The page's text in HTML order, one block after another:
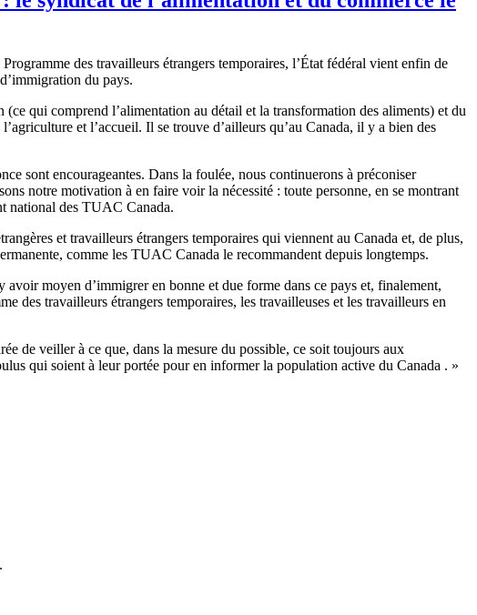
des travailleurs étrangers temporaires, l’État fédéral vient enfin de
du pays.
qui comprend l’alimentation au détail et la transformation des aliments) et du
et l’accueil. Il se trouve d’ailleurs qu’au Canada, il y a bien des
sont encourageantes. Dans la foulée, nous continuerons à préconiser
notre motivation à en faire voir la nécessité : toute personne, en se montrant
national des TUAC Canada.
et travailleurs étrangers temporaires qui viennent au Canada et, de plus,
comme les TUAC Canada le recommandent depuis longtemps.
moyen d’immigrer en bonne et due forme dans ce pays et, finalement,
des travailleurs étrangers temporaires, les travailleuses et les travailleurs en
de veiller à ce que, dans la mesure du possible, ce soit toujours aux
qui soient à leur portée pour en informer la population active du Canada . »